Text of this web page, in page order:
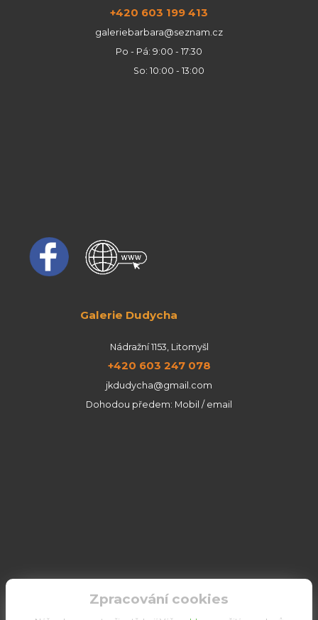
+420 603 199 413
galeriebarbara@seznam.cz
Po - Pá: 9:00 - 17:30
So: 10:00 - 13:00
Galerie Dudycha
Nádražní 1153, Litomyšl
+420 603 247 078
jkdudycha@gmail.com
Dohodou předem: Mobil / email
Zpracování cookies